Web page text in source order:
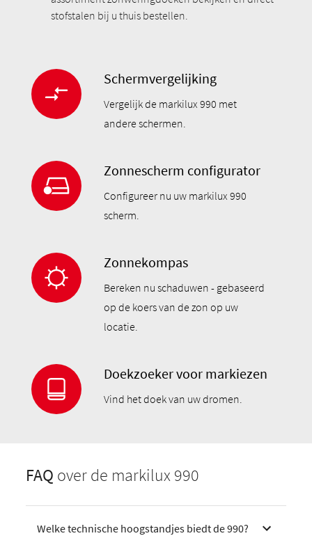
stofstalen bij u thuis bestellen.
Schermvergelijking
Vergelijk de markilux 990 met
andere schermen.
Zonnescherm configurator
Configureer nu uw markilux 990
scherm.
Zonnekompas
Bereken nu schaduwen - gebaseerd
op de koers van de zon op uw
locatie.
Doekzoeker voor markiezen
Vind het doek van uw dromen.
FAQ over de markilux 990
Welke technische hoogstandjes biedt de 990?